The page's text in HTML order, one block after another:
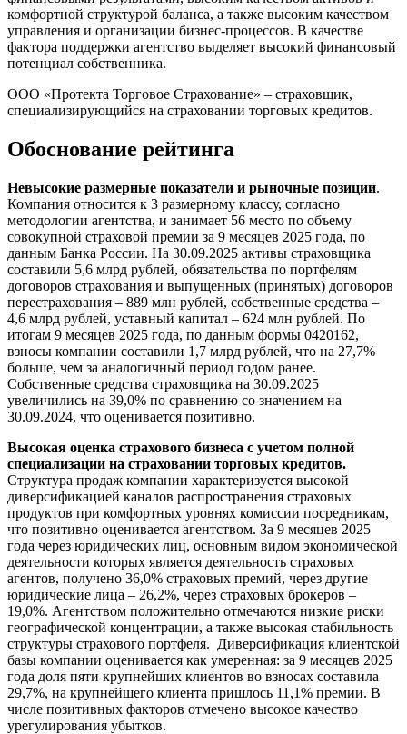
комфортной структурой баланса, а также высоким качеством
управления и организации бизнес-процессов. В качестве
фактора поддержки агентство выделяет высокий финансовый
потенциал собственника.
ООО «Протекта Торговое Страхование» – страховщик,
специализирующийся на страховании торговых кредитов.
Обоснование рейтинга
Невысокие размерные показатели и рыночные позиции.
Компания относится к 3 размерному классу, согласно
методологии агентства, и занимает 56 место по объему
совокупной страховой премии за 9 месяцев 2025 года, по
данным Банка России. На 30.09.2025 активы страховщика
составили 5,6 млрд рублей, обязательства по портфелям
договоров страхования и выпущенных (принятых) договоров
перестрахования – 889 млн рублей, собственные средства –
4,6 млрд рублей, уставный капитал – 624 млн рублей. По
итогам 9 месяцев 2025 года, по данным формы 0420162,
взносы компании составили 1,7 млрд рублей, что на 27,7%
больше, чем за аналогичный период годом ранее.
Собственные средства страховщика на 30.09.2025
увеличились на 39,0% по сравнению со значением на
30.09.2024, что оценивается позитивно.
Высокая оценка страхового бизнеса с учетом полной
специализации на страховании торговых кредитов.
Структура продаж компании характеризуется высокой
диверсификацией каналов распространения страховых
продуктов при комфортных уровнях комиссии посредникам,
что позитивно оценивается агентством. За 9 месяцев 2025
года через юридических лиц, основным видом экономической
деятельности которых является деятельность страховых
агентов, получено 36,0% страховых премий, через другие
юридические лица – 26,2%, через страховых брокеров –
19,0%. Агентством положительно отмечаются низкие риски
географической концентрации, а также высокая стабильность
структуры страхового портфеля. Диверсификация клиентской
базы компании оценивается как умеренная: за 9 месяцев 2025
года доля пяти крупнейших клиентов во взносах составила
29,7%, на крупнейшего клиента пришлось 11,1% премии. В
числе позитивных факторов отмечено высокое качество
урегулирования убытков.